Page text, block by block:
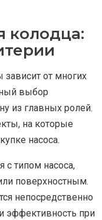
колодца:
от многих
выбор
из главных ролей.
на которые
насоса.
с типом насоса,
поверхностным.
непосредственно
эффективность при